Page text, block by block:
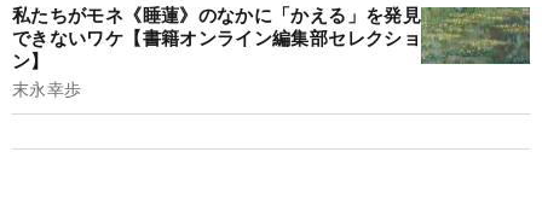
私たちがモネ《睡蓮》のなかに「かえる」を発見
できないワケ【書籍オンライン編集部セレクショ
ン】
末永幸歩